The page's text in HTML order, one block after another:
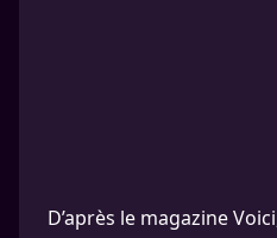
D’après le magazine